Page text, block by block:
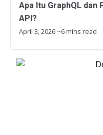
Apa Itu GraphQL dan
API?
April 3, 2026 ~6 mins read